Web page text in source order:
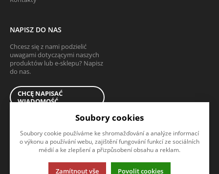
NAPISZ DO NAS
Chcesz się z nami podzielić
uwagami dotyczącymi naszych
produktów lub e-sklepu? Napisz
do nas.
CHCĘ NAPISAĆ
WIADOMOŚĆ
Ta strona używa plików cookies. Kliknij, żeby dowiedzieć się wiecej.
Soubory cookies
Soubory cookie používáme ke shromažďování a analýze informací
o výkonu a používání webu, zajištění fungování funkcí ze sociálních
médií a ke zlepšení a přizpůsobení obsahu a reklam.
Zamítnout vše Povolit cookies